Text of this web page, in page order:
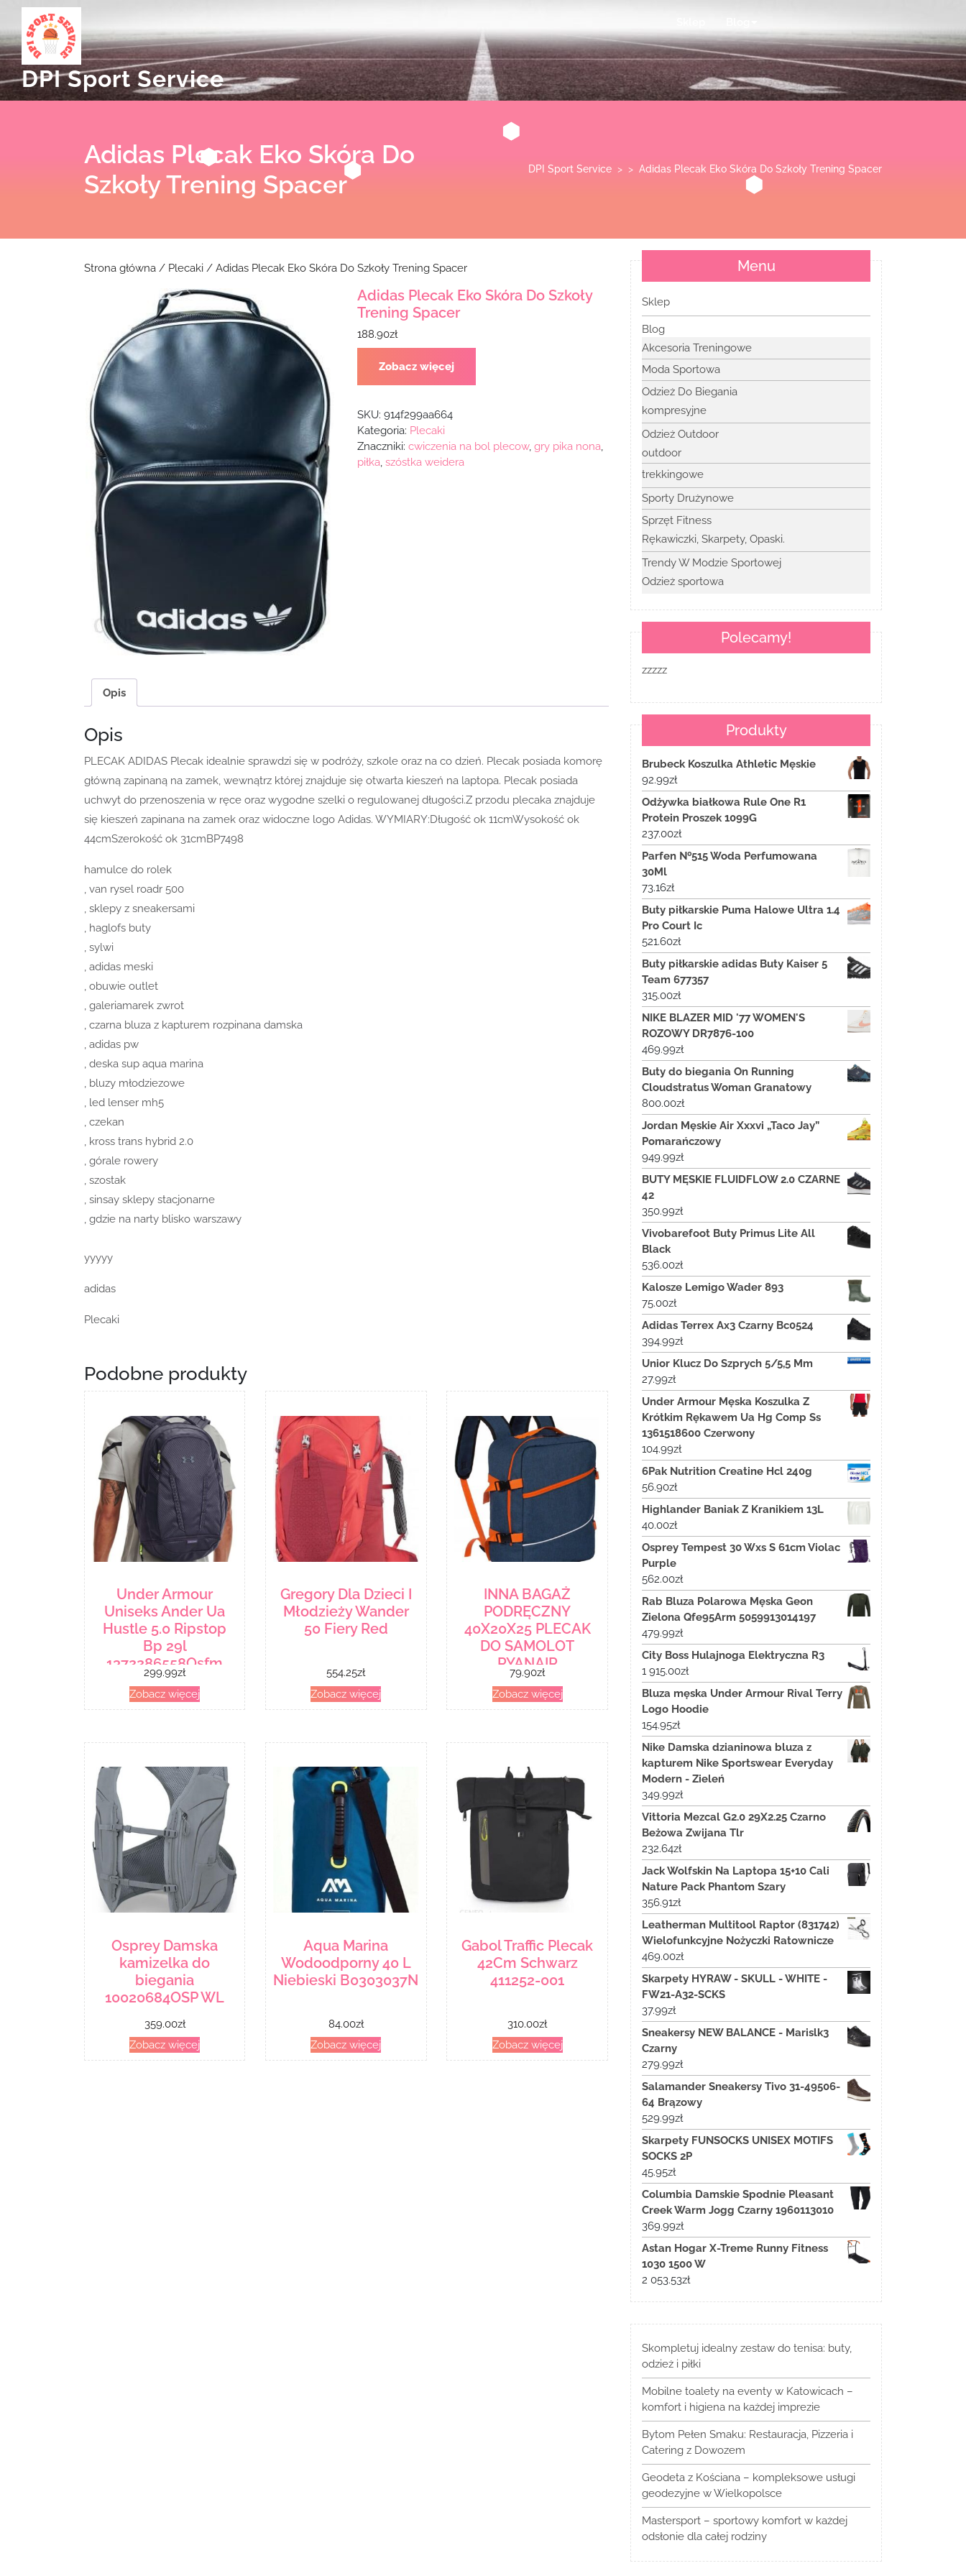
content
DPI Sport Service
Adidas Plecak Eko Skóra Do
Szkoły Trening Spacer
DPI Sport Service > > Adidas Plecak Eko Skóra Do Szkoły Trening Spacer
Strona główna / Plecaki / Adidas Plecak Eko Skóra Do Szkoły Trening Spacer
Adidas Plecak Eko Skóra Do Szkoły
Trening Spacer
188.90zł
Zobacz więcej
SKU: 914f299aa664
Kategoria: Plecaki
Znaczniki: cwiczenia na bol plecow, gry pika nona
piłka szóstka weidera
Opis
Opis
PLECAK ADIDAS Plecak idealnie sprawdzi się w podróży, szkole oraz na co dzień. Plecak posiada komorę
główną zapinaną na zamek, wewnątrz której znajduje się otwarta kieszeń na laptopa. Plecak posiada
uchwyt do przenoszenia w ręce oraz wygodne szelki o regulowanej długości.Z przodu plecaka znajduje
się kieszeń zapinana na zamek oraz widoczne logo Adidas. WYMIARY:Długość ok 11cmWysokość ok
44cmSzerokość ok 31cmBP7498
hamulce do rolek
, van rysel roadr 500
, sklepy z sneakersami
, haglofs buty
, sylwi
, adidas meski
, obuwie outlet
, galeriamarek zwrot
, czarna bluza z kapturem rozpinana damska
, adidas pw
, deska sup aqua marina
, bluzy młodziezowe
, led lenser mh5
, czekan
, kross trans hybrid 2.0
, górale rowery
, szostak
, sinsay sklepy stacjonarne
, gdzie na narty blisko warszawy
yyyyy
adidas
Plecaki
Podobne produkty
Under Armour
Uniseks Ander Ua
Hustle 5.0 Ripstop
Bp 29l
1372286558Osfm
299.99zł
Zobacz więcej
Gregory Dla Dzieci I
Młodzieży Wander
50 Fiery Red
554.25zł
Zobacz więcej
INNA BAGAŻ
PODRĘCZNY
40X20X25 PLECAK
DO SAMOLOT
RYANAIR
PLE_GRANAT_POM_MAŁY
79.90zł
Zobacz więcej
Osprey Damska
kamizelka do
biegania
10020684OSP WL
359.00zł
Zobacz więcej
Aqua Marina
Wodoodporny 40 L
Niebieski B0303037N
84.00zł
Zobacz więcej
Gabol Traffic Plecak
42Cm Schwarz
411252-001
310.00zł
Zobacz więcej
Menu
Sklep
Blog
Akcesoria Treningowe
Moda Sportowa
Odzież Do Biegania
kompresyjne
Odzież Outdoor
outdoor
trekkingowe
Sporty Drużynowe
Sprzęt Fitness
Rękawiczki, Skarpety, Opaski.
Trendy W Modzie Sportowej
Odzież sportowa
Polecamy!
zzzzz
Produkty
Brubeck Koszulka Athletic Męskie
92.99zł
Odżywka białkowa Rule One R1
Protein Proszek 1099G
237.00zł
Parfen №515 Woda Perfumowana
30Ml
73.16zł
Buty piłkarskie Puma Halowe Ultra 1.4
Pro Court Ic
521.60zł
Buty piłkarskie adidas Buty Kaiser 5
Team 677357
315.00zł
NIKE BLAZER MID '77 WOMEN'S
ROZOWY DR7876-100
469.99zł
Buty do biegania On Running
Cloudstratus Woman Granatowy
800.00zł
Jordan Męskie Air Xxxvi „Taco Jay”
Pomarańczowy
949.99zł
BUTY MĘSKIE FLUIDFLOW 2.0 CZARNE
42
350.99zł
Vivobarefoot Buty Primus Lite All
Black
536.00zł
Kalosze Lemigo Wader 893
75.00zł
Adidas Terrex Ax3 Czarny Bc0524
394.99zł
Unior Klucz Do Szprych 5/5,5 Mm
27.99zł
Under Armour Męska Koszulka Z
Krótkim Rękawem Ua Hg Comp Ss
1361518600 Czerwony
104.99zł
6Pak Nutrition Creatine Hcl 240g
56.90zł
Highlander Baniak Z Kranikiem 13L
40.00zł
Osprey Tempest 30 Wxs S 61cm Violac
Purple
562.00zł
Rab Bluza Polarowa Męska Geon
Zielona Qfe95Arm 5059913014197
479.99zł
City Boss Hulajnoga Elektryczna R3
1 915.00zł
Bluza męska Under Armour Rival Terry
Logo Hoodie
154.95zł
Nike Damska dzianinowa bluza z
kapturem Nike Sportswear Everyday
Modern - Zieleń
349.99zł
Vittoria Mezcal G2.0 29X2.25 Czarno
Beżowa Zwijana Tlr
232.64zł
Jack Wolfskin Na Laptopa 15+10 Cali
Nature Pack Phantom Szary
356.91zł
Leatherman Multitool Raptor (831742)
Wielofunkcyjne Nożyczki Ratownicze
469.00zł
Skarpety HYRAW - SKULL - WHITE -
FW21-A32-SCKS
37.99zł
Sneakersy NEW BALANCE - Marislk3
Czarny
279.99zł
Salamander Sneakersy Tivo 31-49506-
64 Brązowy
529.99zł
Skarpety FUNSOCKS UNISEX MOTIFS
SOCKS 2P
45.95zł
Columbia Damskie Spodnie Pleasant
Creek Warm Jogg Czarny 1960113010
369.99zł
Astan Hogar X-Treme Runny Fitness
1030 1500 W
2 053.53zł
Skompletuj idealny zestaw do tenisa: buty,
odzież i piłki
Mobilne toalety na eventy w Katowicach –
komfort i higiena na każdej imprezie
Bytom Pełen Smaku: Restauracja, Pizzeria i
Catering z Dowozem
Geodeta z Kościana – kompleksowe usługi
geodezyjne w Wielkopolsce
Mastersport – sportowy komfort w każdej
odsłonie dla całej rodziny